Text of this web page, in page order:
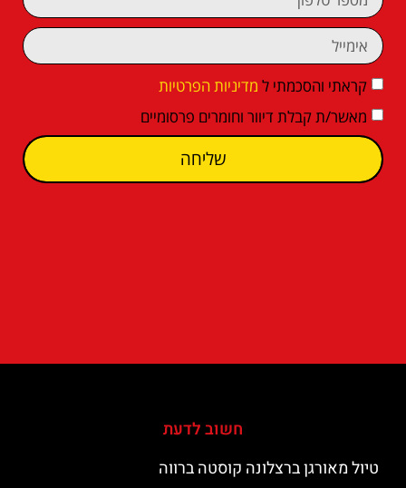
קראתי והסכמתי ל מדיניות הפרטיות
מאשר/ת קבלת דיוור וחומרים פרסומיים
שליחה
חשוב לדעת
טיול מאורגן ברצלונה קוסטה ברווה